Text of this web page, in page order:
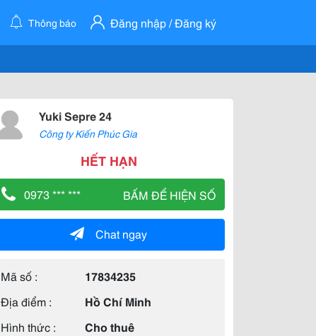
Thông báo Đăng nhập / Đăng ký
Yuki Sepre 24
Công ty Kiến Phúc Gia
HẾT HẠN
0973 *** *** BẤM ĐỂ HIỆN SỐ
Chat ngay
Mã số :
17834235
Địa điểm :
Hồ Chí Minh
Hình thức :
Cho thuê